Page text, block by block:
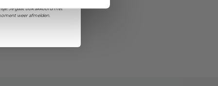
Je gaat ook akkoord met
weer afmelden.